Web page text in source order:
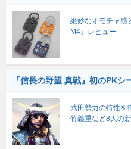
絶妙なオモチャ感
M4』レビュー
『信長の野望 真戦』初のPKシ
武田勢力の特性
竹義重など8人の